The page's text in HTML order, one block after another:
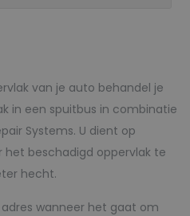
van je auto behandel je
in een spuitbus in combinatie
Systems. U dient op
het beschadigd oppervlak te
hecht.
adres wanneer het gaat om